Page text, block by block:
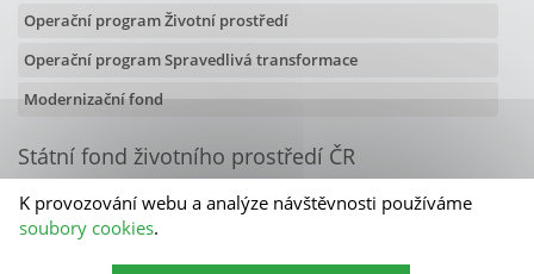
Operační program Životní prostředí
Operační program Spravedlivá transformace
Modernizační fond
Státní fond životního prostředí ČR
Olbrachtova 2006/9
140 00 Praha 4
Kontakty
K provozování webu a analýze návštěvnosti používáme
soubory cookies.